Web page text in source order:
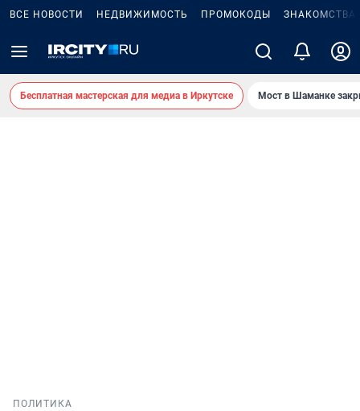
ВСЕ НОВОСТИ НЕДВИЖИМОСТЬ ПРОМОКОДЫ ЗНАКОМСТВА
Бесплатная мастерская для медиа в Иркутске Мост в Шаманке
ПОЛИТИКА